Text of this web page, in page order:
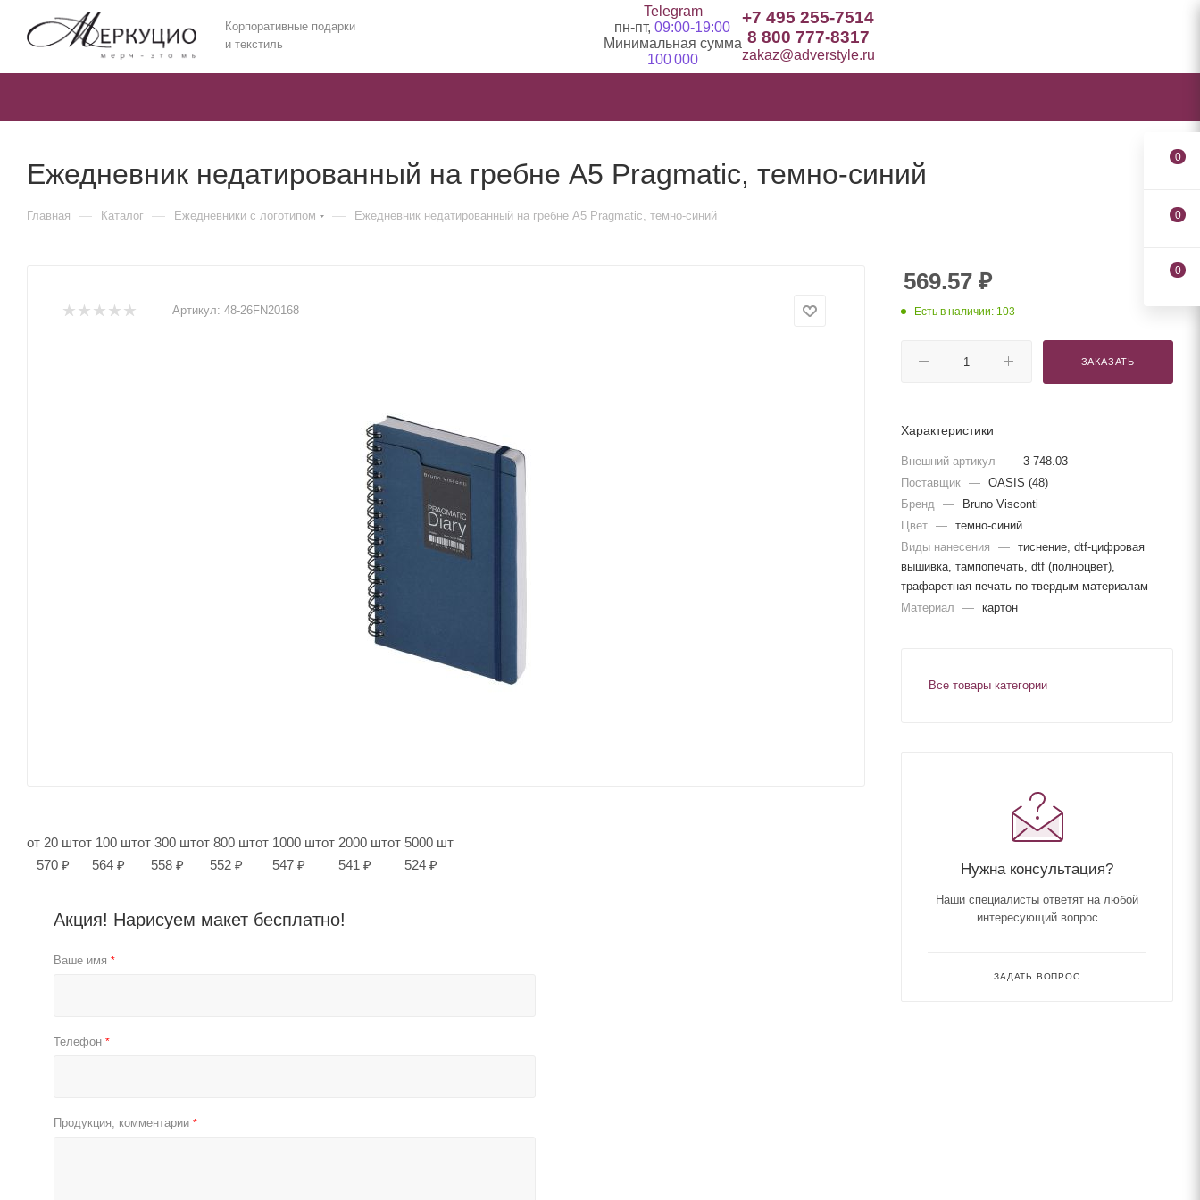
Корпоративные подарки
и текстиль
Telegram
пн-пт, 09:00-19:00
Минимальная сумма
100 000
+7 495 255-7514
8 800 777-8317
zakaz@adverstyle.ru
Ежедневник недатированный на гребне А5 Pragmatic, темно-синий
Главная — Каталог — Ежедневники c логотипом — Ежедневник недатированный на гребне А5 Pragmatic, темно-синий
Артикул: 48-26FN20168
от 20 шт
570 ₽
от 100 шт
564 ₽
от 300 шт
558 ₽
от 800 шт
552 ₽
от 1000 шт
547 ₽
от 2000 шт
541 ₽
от 5000 шт
524 ₽
Акция! Нарисуем макет бесплатно!
Ваше имя *
Телефон *
Продукция, комментарии *
569.57 ₽
Есть в наличии: 103
ЗАКАЗАТЬ
Характеристики
Внешний артикул — 3-748.03
Поставщик — OASIS (48)
Бренд
—
Bruno Visconti
Цвет — темно-синий
Виды нанесения
— тиснение, dtf-цифровая
вышивка, тампопечать, dtf (полноцвет),
трафаретная печать по твердым материалам
Материал
— картон
Все товары категории
Нужна консультация?
Наши специалисты ответят на любой
интересующий вопрос
ЗАДАТЬ ВОПРОС
0
0
0